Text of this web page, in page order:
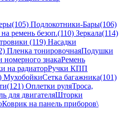
(105) Подлокотники-Бары(106)
ремень безоп.(110) Зеркала(114)
(119) Насадки
Пленка тонировочнаяПодушки
номерного знакаРемень
на радиаторРучки КПП
МухобойкиСетка багажника(101)
(121) Оплетки руляТроса,
для двигателяШторки
Коврик на панель приборов\